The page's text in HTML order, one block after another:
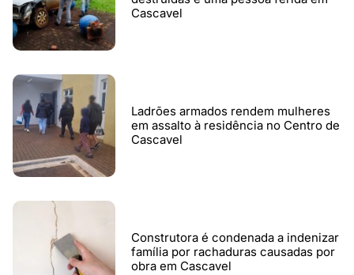
Cascavel
Ladrões armados rendem mulheres
em assalto à residência no Centro de
Cascavel
Construtora é condenada a indenizar
família por rachaduras causadas por
obra em Cascavel